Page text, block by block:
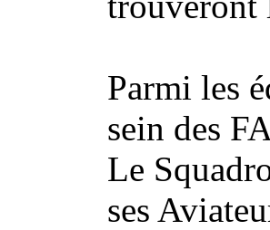
Parmi les
sein des
Le
ses